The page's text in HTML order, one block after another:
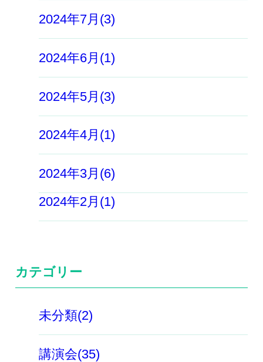
2024年7月(3)
2024年6月(1)
2024年5月(3)
2024年4月(1)
2024年3月(6)
2024年2月(1)
カテゴリー
未分類(2)
講演会(35)